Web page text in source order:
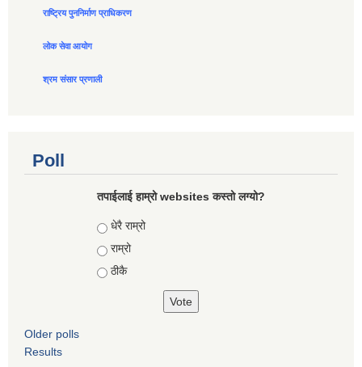
राष्ट्रिय पुननिर्माण प्राधिकरण
लोक सेवा आयोग
श्रम संसार प्रणाली
Poll
तपाईलाई हाम्रो websites कस्तो लग्यो?
Choices
धेरै राम्रो
राम्रो
ठीकै
Older polls
Results